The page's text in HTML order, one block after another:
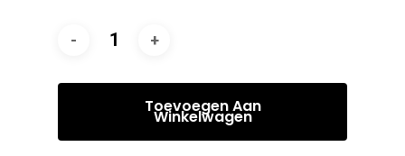
Toevoegen Aan
Winkelwagen